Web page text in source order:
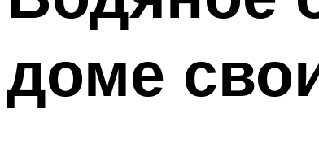
доме